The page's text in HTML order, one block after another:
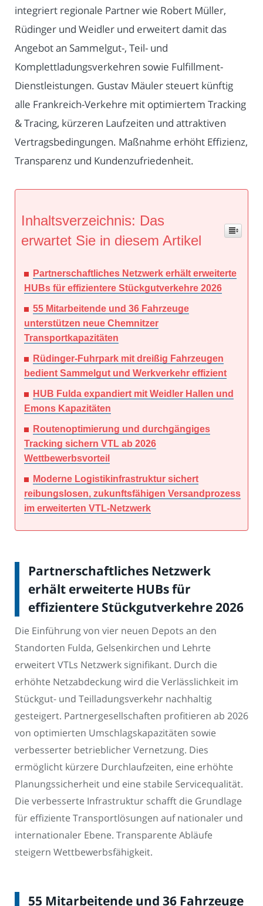
integriert regionale Partner wie Robert Müller,
Rüdinger und Weidler und erweitert damit das
Angebot an Sammelgut-, Teil- und
Komplettladungsverkehren sowie Fulfillment-
Dienstleistungen. Gustav Mäuler steuert künftig
alle Frankreich-Verkehre mit optimiertem Tracking
& Tracing, kürzeren Laufzeiten und attraktiven
Vertragsbedingungen. Maßnahme erhöht Effizienz,
Transparenz und Kundenzufriedenheit.
Inhaltsverzeichnis: Das
erwartet Sie in diesem Artikel
Partnerschaftliches Netzwerk erhält erweiterte
HUBs für effizientere Stückgutverkehre 2026
55 Mitarbeitende und 36 Fahrzeuge
unterstützen neue Chemnitzer
Transportkapazitäten
Rüdinger-Fuhrpark mit dreißig Fahrzeugen
bedient Sammelgut und Werkverkehr effizient
HUB Fulda expandiert mit Weidler Hallen und
Emons Kapazitäten
Routenoptimierung und durchgängiges
Tracking sichern VTL ab 2026
Wettbewerbsvorteil
Moderne Logistikinfrastruktur sichert
reibungslosen, zukunftsfähigen Versandprozess
im erweiterten VTL-Netzwerk
Partnerschaftliches Netzwerk
erhält erweiterte HUBs für
effizientere Stückgutverkehre 2026
Die Einführung von vier neuen Depots an den
Standorten Fulda, Gelsenkirchen und Lehrte
erweitert VTLs Netzwerk signifikant. Durch die
erhöhte Netzabdeckung wird die Verlässlichkeit im
Stückgut- und Teilladungsverkehr nachhaltig
gesteigert. Partnergesellschaften profitieren ab 2026
von optimierten Umschlagskapazitäten sowie
verbesserter betrieblicher Vernetzung. Dies
ermöglicht kürzere Durchlaufzeiten, eine erhöhte
Planungssicherheit und eine stabile Servicequalität.
Die verbesserte Infrastruktur schafft die Grundlage
für effiziente Transportlösungen auf nationaler und
internationaler Ebene. Transparente Abläufe
steigern Wettbewerbsfähigkeit.
55 Mitarbeitende und 36 Fahrzeuge